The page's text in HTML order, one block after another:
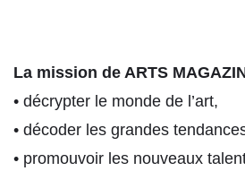
La mission de ARTS
• décrypter le monde de l’art,
• décoder les grandes
• promouvoir les nouveaux